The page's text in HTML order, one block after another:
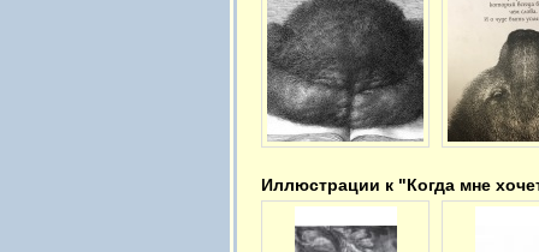
Иллюстрации к "Когда мне